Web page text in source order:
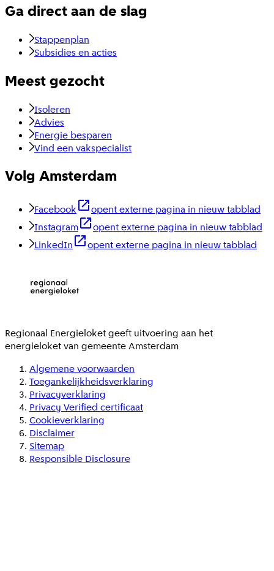
Ga direct aan de slag
Stappenplan
Subsidies en acties
Meest gezocht
Isoleren
Advies
Energie besparen
Vind een vakspecialist
Volg Amsterdam
Facebook
opent externe pagina in nieuw tabblad
Instagram
opent externe pagina in nieuw tabblad
LinkedIn
opent externe pagina in nieuw tabblad
Regionaal Energieloketgeeft uitvoering aan het
energieloket van gemeenteAmsterdam
Algemene voorwaarden
Toegankelijkheidsverklaring
Privacyverklaring
Privacy Verified certificaat
Cookieverklaring
Disclaimer
Sitemap
Responsible Disclosure